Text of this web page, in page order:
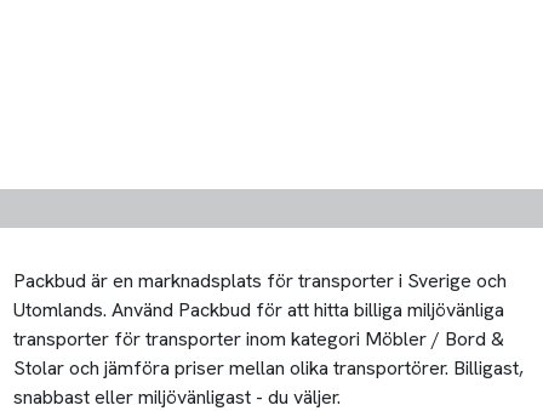
Packbud är en marknadsplats för transporter i Sverige och
Utomlands. Använd Packbud för att hitta billiga miljövänliga
transporter för transporter inom kategori Möbler / Bord &
Stolar och jämföra priser mellan olika transportörer. Billigast,
snabbast eller miljövänligast - du väljer.